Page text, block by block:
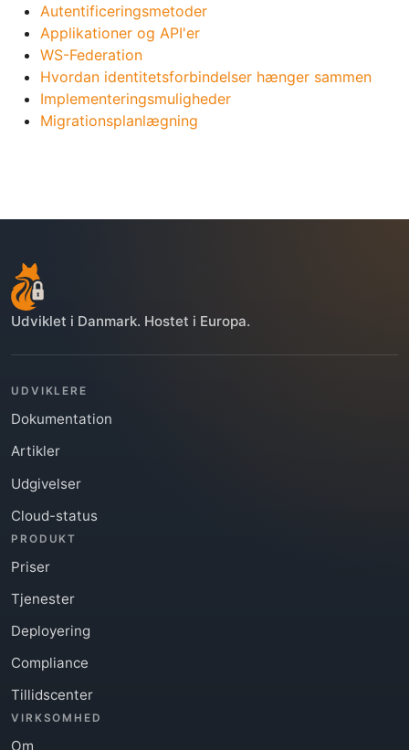
Autentificeringsmetoder
Applikationer og API'er
WS-Federation
Hvordan identitetsforbindelser hænger sammen
Implementeringsmuligheder
Migrationsplanlægning
Udviklet i Danmark. Hostet i Europa.
UDVIKLERE
Dokumentation
Artikler
Udgivelser
Cloud-status
PRODUKT
Priser
Tjenester
Deployering
Compliance
Tillidscenter
VIRKSOMHED
Om